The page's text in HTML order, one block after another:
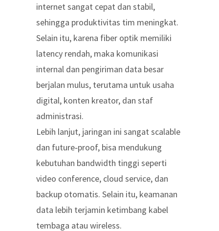
internet sangat cepat dan stabil,
sehingga produktivitas tim meningkat.
Selain itu, karena fiber optik memiliki
latency rendah, maka komunikasi
internal dan pengiriman data besar
berjalan mulus, terutama untuk usaha
digital, konten kreator, dan staf
administrasi.
Lebih lanjut, jaringan ini sangat scalable
dan future‑proof, bisa mendukung
kebutuhan bandwidth tinggi seperti
video conference, cloud service, dan
backup otomatis. Selain itu, keamanan
data lebih terjamin ketimbang kabel
tembaga atau wireless.